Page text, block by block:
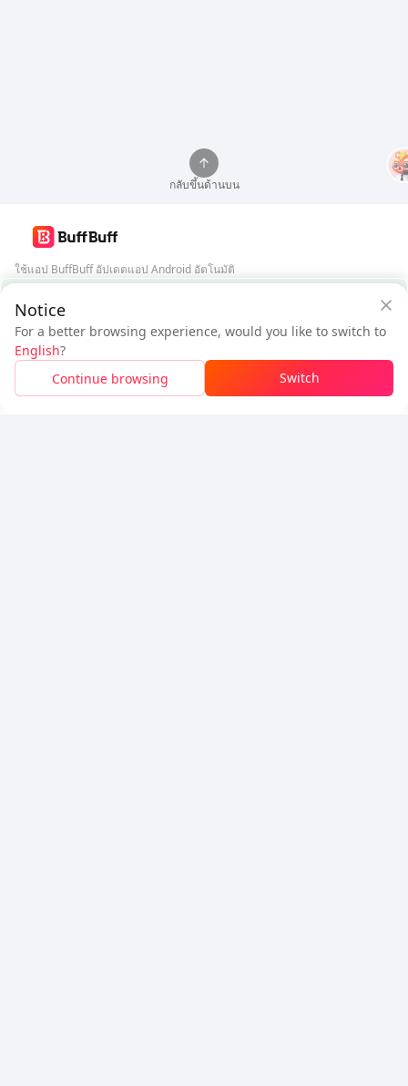
$0.19
ผู้ใช้ใหม่: ลด
$0.29
เข้าสู่ระบบเพื่อรับส่วนลด
Notice
For a better browsing experience, would you like to switch to
English?
Continue browsing
Switch
กลับขึ้นด้านบน
ใช้แอป BuffBuff อัปเดตแอป Android อัตโนมัติ
ติดตามเรา
5% OFF5% OFF